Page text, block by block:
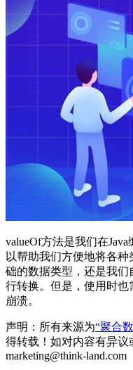
valueOf方法是我们在
以帮助我们方便地将各
础的数据类型，还是我
行转换。但是，使用时
崩溃。
声明：所有来源为“聚合
得转载！如对内容有异议
marketing@think-land.com